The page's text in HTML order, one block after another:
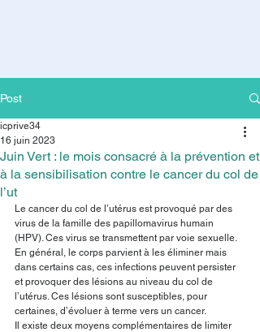
Post
Juin Vert : le mois consacré à la prévention et
à la sensibilisation contre le cancer du col de
l’ut
icprive34
16 juin 2023
Le cancer du col de l’utérus est provoqué par des
virus de la famille des papillomavirus humain
(HPV). Ces virus se transmettent par voie sexuelle.
En général, le corps parvient à les éliminer mais
dans certains cas, ces infections peuvent persister
et provoquer des lésions au niveau du col de
l’utérus. Ces lésions sont susceptibles, pour
certaines, d’évoluer à terme vers un cancer.
Il existe deux moyens complémentaires de limiter